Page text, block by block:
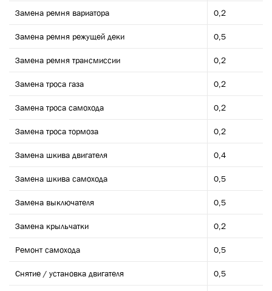
Замена ремня вариатора 0,2
Замена ремня режущей деки 0,5
Замена ремня трансмиссии 0,2
Замена троса газа 0,2
Замена троса самохода 0,2
Замена троса тормоза 0,2
Замена шкива двигателя 0,4
Замена шкива самохода 0,5
Замена выключателя 0,5
Замена крыльчатки 0,2
Ремонт самохода 0,5
Снятие / установка двигателя 0,5